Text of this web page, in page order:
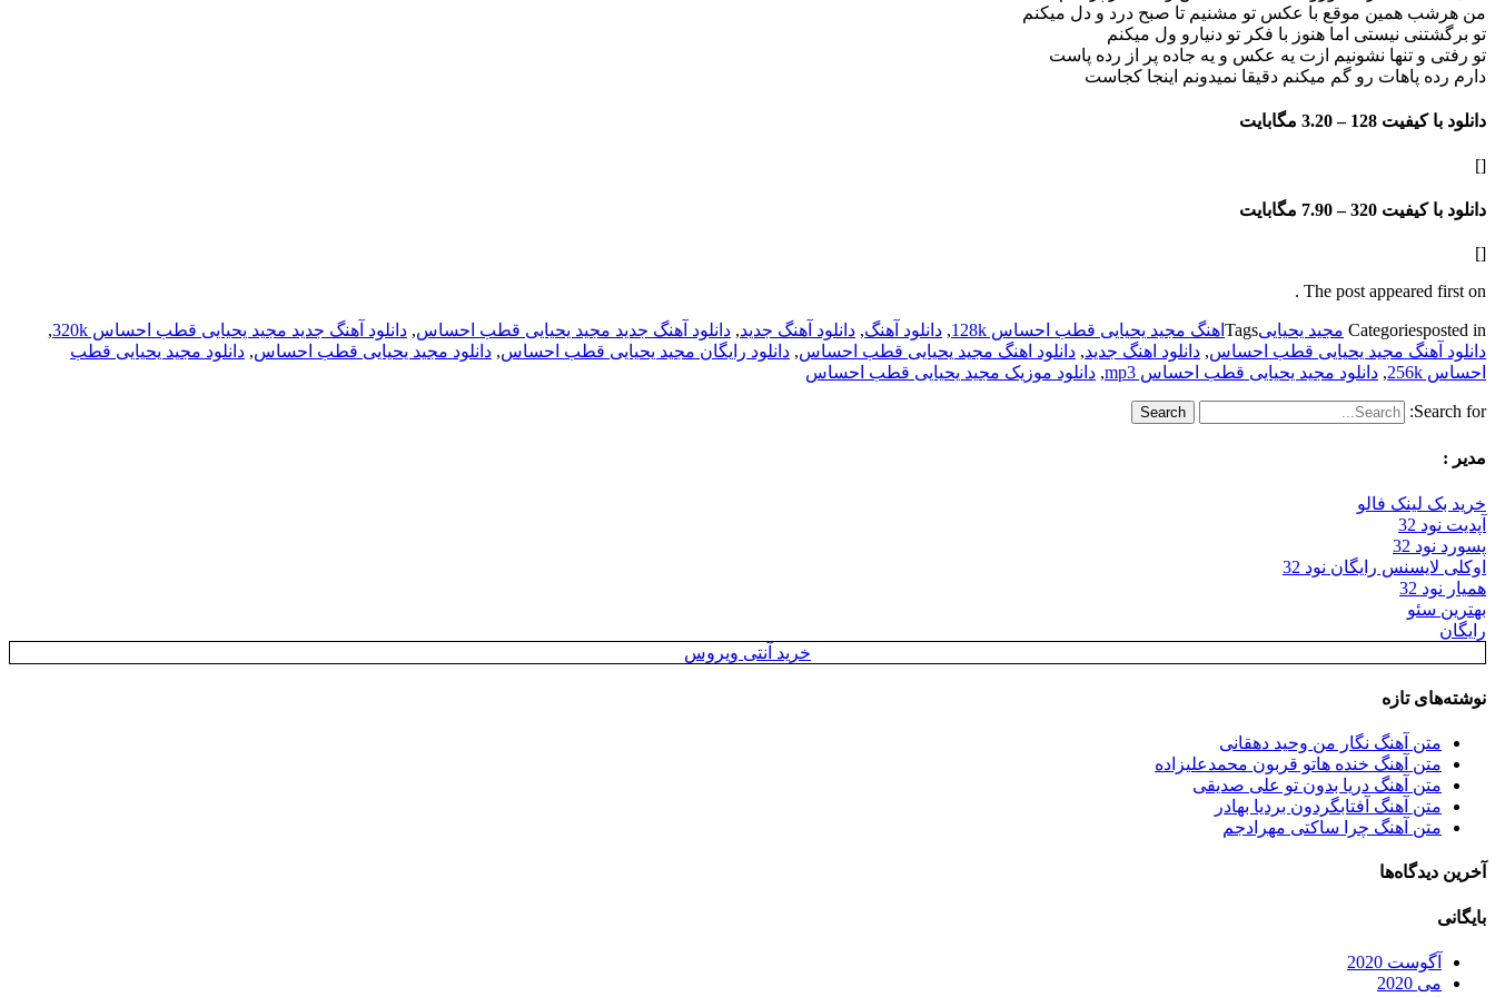
من هرشب همین موقع با عکس تو مشنیم تا صبح درد و دل میکنم
تو برگشتنی نیستی اما هنوز با فکر تو دنیارو ول میکنم
تو رفتی و تنها نشونیم ازت یه عکس و یه جاده پر از رده پاست
دارم رده پاهات رو گم میکنم دقیقا نمیدونم اینجا کجاست
دانلود با کیفیت 128 – 3.20 مگابایت
[]
دانلود با کیفیت 320 – 7.90 مگابایت
[]
The post appeared first on .
Categoriesposted in مجید یحیاییTags اهنگ مجید یحیایی قطب احساس 128k , دانلود آهنگ, دانلود آهنگ جدید, دانلود آهنگ جدید مجید یحیایی قطب احساس, دانلود آهنگ جدید مجید یحیایی قطب احساس 320k
,
دانلود آهنگ مجید یحیایی قطب احساس, دانلود اهنگ جدید, دانلود اهنگ مجید یحیایی قطب احساس, دانلود رایگان مجید یحیایی قطب احساس, دانلود مجید یحیایی قطب احساس, دانلود مجید یحیایی قطب
احساس 256k
, دانلود مجید یحیایی قطب احساس mp3 , دانلود موزیک مجید یحیایی قطب احساس
Search for:
مدیر :
خرید بک لینک فالو
آپدیت نود 32
پسورد نود 32
اوکلی لایسنس رایگان نود 32
همیار نود 32
بهترین سئو
رایگان
خرید آنتی ویروس
نوشته‌های تازه
متن آهنگ نگار من وحید دهقانی
متن آهنگ خنده هاتو قربون محمدعلیزاده
متن آهنگ دریا بدون تو علی صدیقی
متن آهنگ آفتابگردون بردیا بهادر
متن آهنگ چرا ساکتی مهرادجم
آخرین دیدگاه‌ها
بایگانی
آگوست 2020
می 2020